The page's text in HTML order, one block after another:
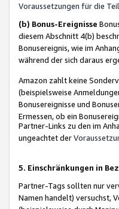
Voraussetzungen für die
(b) Bonus-Ereignisse
diesem Abschnitt 4(b)
Bonusereignis, wie im
während der sich daraus
Amazon zahlt keine
(beispielsweise
Bonusereignisse und
Ermessen, ob ein
Partner-Links zu den im
ungeachtet der
5. Einschränkungen in
Partner-Tags sollten nur
Namen handelt) versuchst,